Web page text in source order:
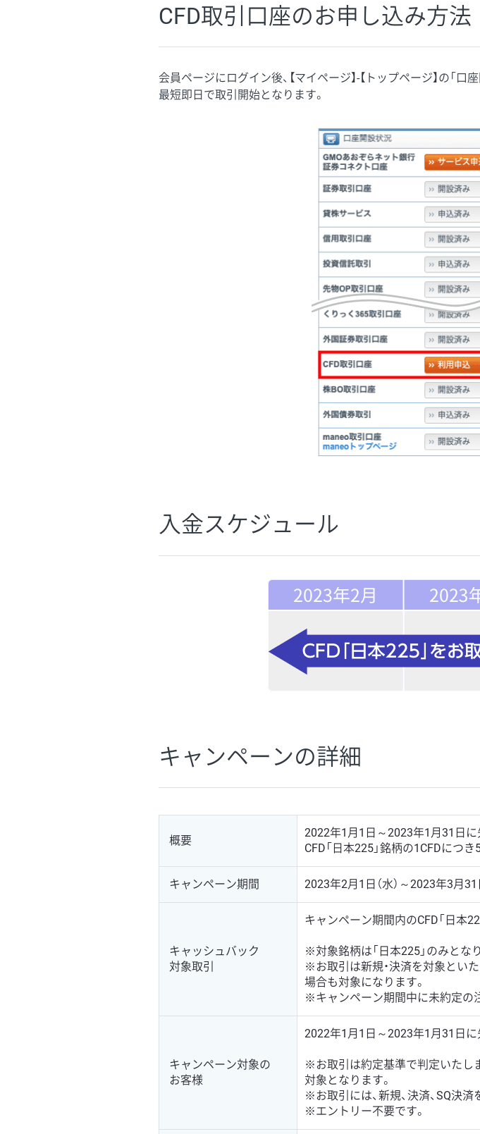
CFD取引口座のお申し込み方法
会員ページにログイン後、【マイページ】-【トップページ】の「
最短即日で取引開始となります。
入金スケジュール
キャンペーンの詳細
概要
2022年1月1日～2023年1月31日に
CFD「日本225」銘柄の1CFDにつ
キャンペーン期間 2023年2月1日（水）～2023年3月31
キャッシュバック
対象取引
キャンペーン期間内のCFD「日本
※対象銘柄は「日本225」のみとな
※お取引は新規・決済を対象とい
場合も対象になります。
※キャンペーン期間中に未約定の
キャンペーン対象の
お客様
2022年1月1日～2023年1月31日
※お取引は約定基準で判定いたしま
対象となります。
※お取引には、新規、決済、SQ決済
※エントリー不要です。